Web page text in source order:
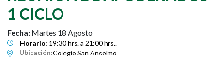
1 CICLO
Fecha: Martes 18 Agosto
Horario: 19:30 hrs. a 21:00 hrs..
Ubicación:Colegio San Anselmo